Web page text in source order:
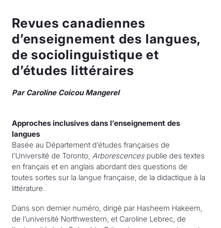
Revues canadiennes
d’enseignement des langues,
de sociolinguistique et
d’études littéraires
Par Caroline Coicou Mangerel
Approches inclusives dans l’enseignement des
langues
Basée au Département d’études françaises de
l’Université de Toronto, Arborescencespublie des textes
en français et en anglais abordant des questions de
toutes sortes sur la langue française, de la didactique à la
littérature.
Dans son dernier numéro, dirigé par Hasheem Hakeem,
de l’université Northwestern, et Caroline Lebrec, de